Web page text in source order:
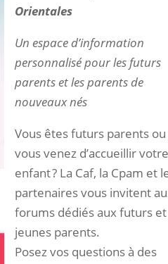
Orientales
Un espace d’information
personnalisé pour les futurs
parents et les parents de
nouveaux nés
Vous êtes futurs parents ou
vous venez d’accueillir
enfant ? La Caf, la Cpam et
partenaires vous invitent
forums dédiés aux futurs et
jeunes parents.
Posez vos questions à des